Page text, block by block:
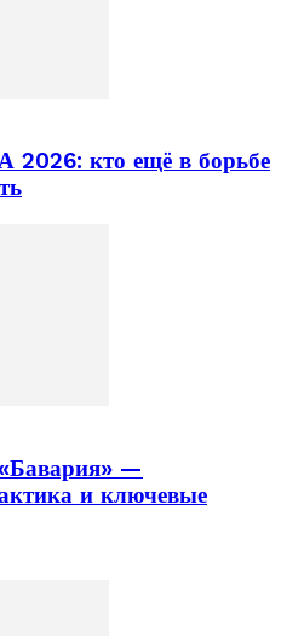
кто ещё в борьбе
—
и ключевые